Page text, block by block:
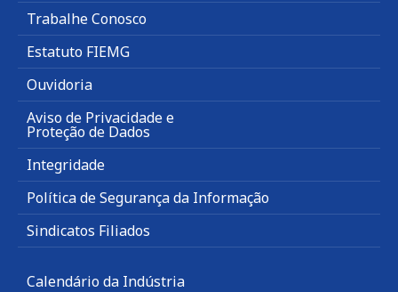
Trabalhe Conosco
Estatuto FIEMG
Ouvidoria
Aviso de Privacidade e
Proteção de Dados
Integridade
Política de Segurança da Informação
Sindicatos Filiados
Calendário da Indústria